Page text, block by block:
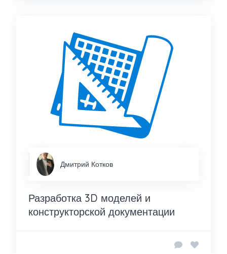
Дмитрий Котков
Разработка 3D моделей и
конструкторской документации